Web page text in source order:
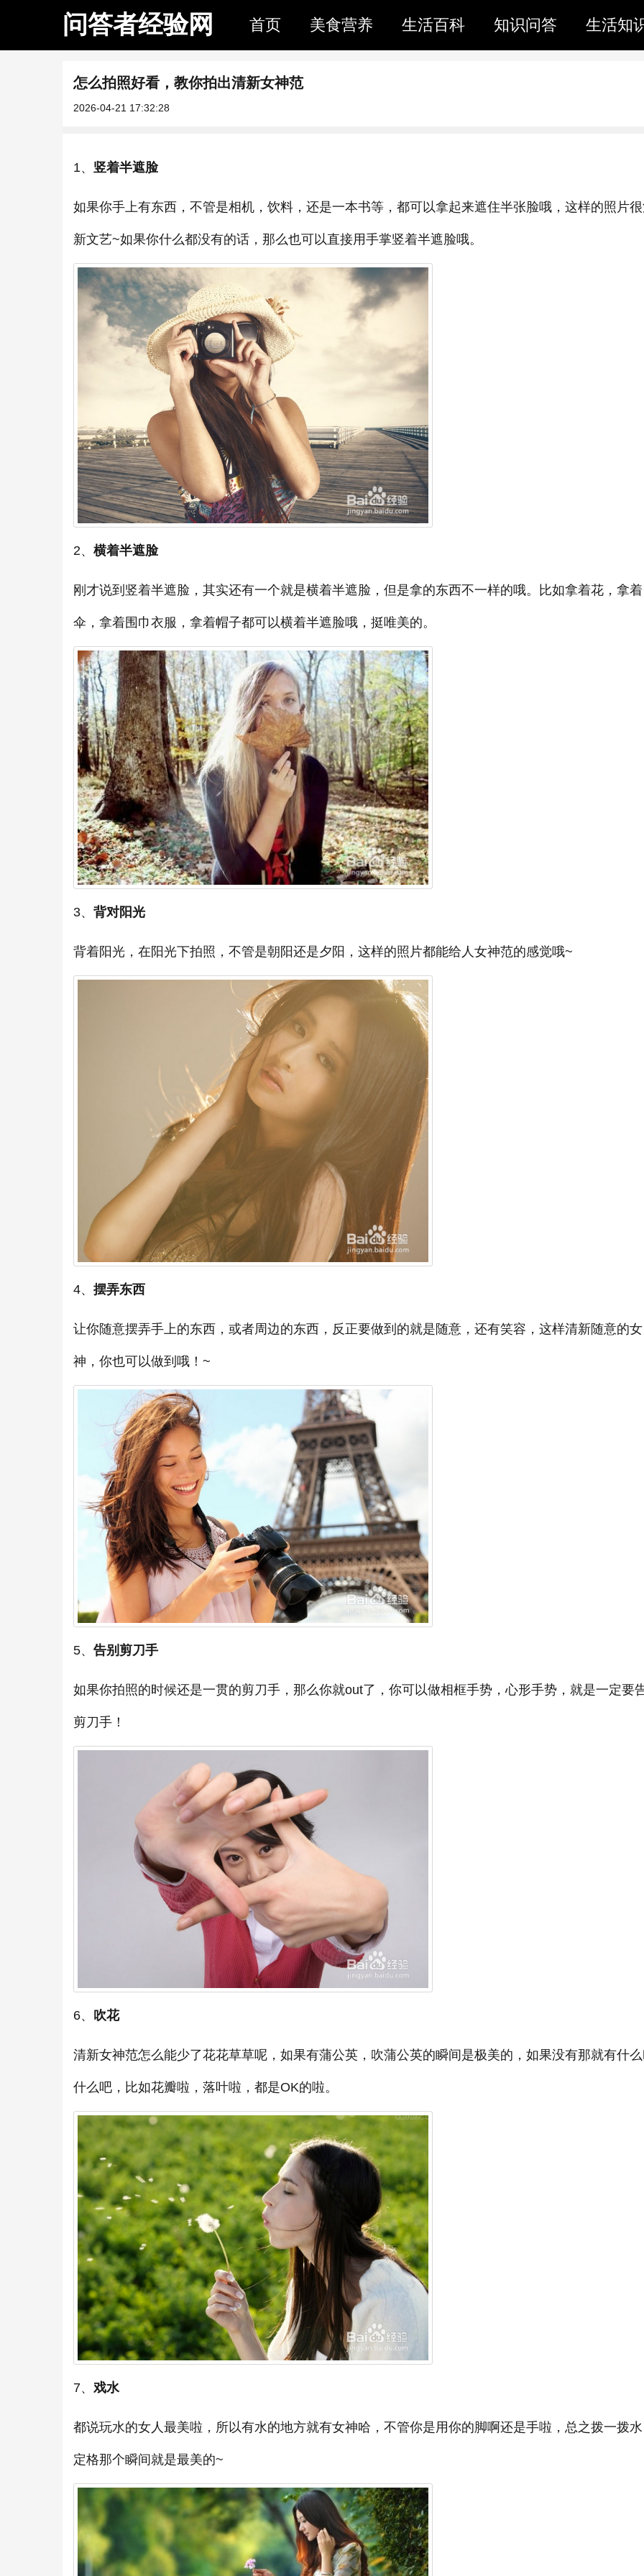
问答者经验网 首页 美食营养 生活百科 知识问答 生活知
怎么拍照好看，教你拍出清新女神范
2026-04-21 17:32:28
1、 竖着半遮脸
如果你手上有东西，不管是相机，饮料，还是一本书等，都可以拿起来遮住半张脸哦，这样的照片
新文艺~如果你什么都没有的话，那么也可以直接用手掌竖着半遮脸哦。
2、 横着半遮脸
刚才说到竖着半遮脸，其实还有一个就是横着半遮脸，但是拿的东西不一样的哦。比如拿着花，拿着
伞，拿着围巾衣服，拿着帽子都可以横着半遮脸哦，挺唯美的。
3、 背对阳光
背着阳光，在阳光下拍照，不管是朝阳还是夕阳，这样的照片都能给人女神范的感觉哦~
4、 摆弄东西
让你随意摆弄手上的东西，或者周边的东西，反正要做到的就是随意，还有笑容，这样清新随意的女
神，你也可以做到哦！~
5、 告别剪刀手
如果你拍照的时候还是一贯的剪刀手，那么你就out了，你可以做相框手势，心形手势，就是一定要
剪刀手！
6、 吹花
清新女神范怎么能少了花花草草呢，如果有蒲公英，吹蒲公英的瞬间是极美的，如果没有那就有什
什么吧，比如花瓣啦，落叶啦，都是OK的啦。
7、 戏水
都说玩水的女人最美啦，所以有水的地方就有女神哈，不管你是用你的脚啊还是手啦，总之拨一拨
定格那个瞬间就是最美的~